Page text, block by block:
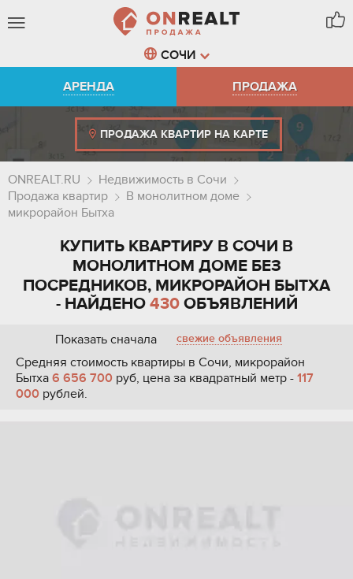
СОЧИ
АРЕНДА
ПРОДАЖА
ПРОДАЖА КВАРТИР НА КАРТЕ
ONREALT.RU
Недвижимость в Сочи
Продажа квартир
В монолитном доме
микрорайон Бытха
КУПИТЬ КВАРТИРУ В СОЧИ В
МОНОЛИТНОМ ДОМЕ БЕЗ
ПОСРЕДНИКОВ, МИКРОРАЙОН БЫТХА
- НАЙДЕНО 430ОБЪЯВЛЕНИЙ
Показать сначала свежие объявления
Средняя стоимость квартиры в Сочи, микрорайон
Бытха 6 656 700 руб, цена за квадратный метр - 117
000 рублей.